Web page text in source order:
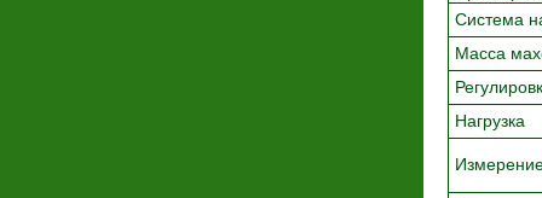
Система
Масса
Нагрузка